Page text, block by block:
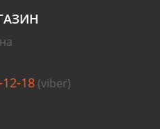
18 (viber)